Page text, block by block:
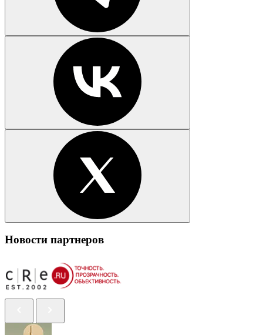
Новости партнеров